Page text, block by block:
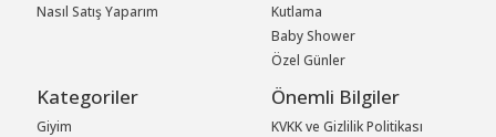
Nasıl Satış Yaparım
Kutlama
Baby Shower
Özel Günler
Kategoriler
Giyim
Önemli Bilgiler
KVKK ve Gizlilik Politikası